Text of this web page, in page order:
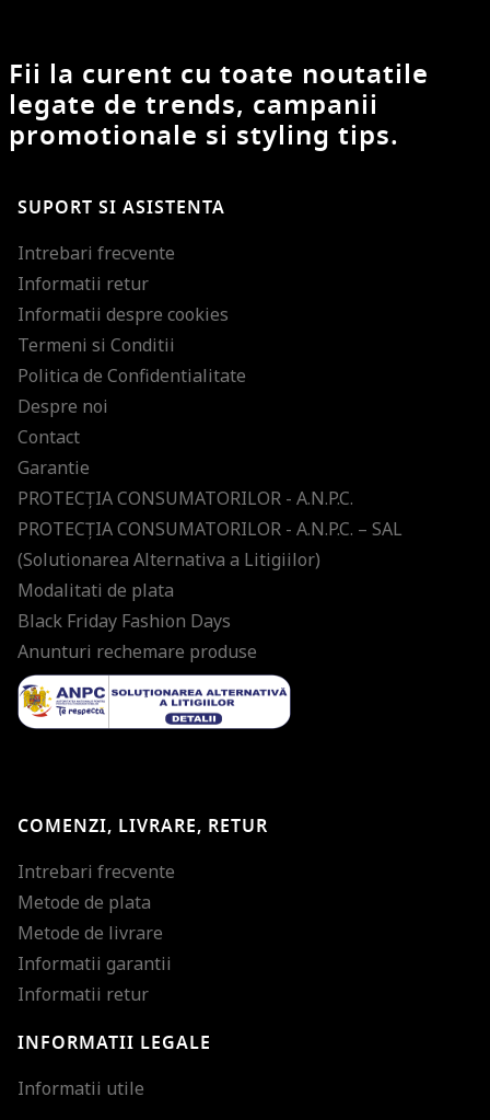
Fii la curent cu toate noutatile
legate de trends, campanii
promotionale si styling tips.
SUPORT SI ASISTENTA
Intrebari frecvente
Informatii retur
Informatii despre cookies
Termeni si Conditii
Politica de Confidentialitate
Despre noi
Contact
Garantie
PROTECŢIA CONSUMATORILOR - A.N.P.C.
PROTECŢIA CONSUMATORILOR - A.N.P.C. – SAL
(Solutionarea Alternativa a Litigiilor)
Modalitati de plata
Black Friday Fashion Days
Anunturi rechemare produse
COMENZI, LIVRARE, RETUR
Intrebari frecvente
Metode de plata
Metode de livrare
Informatii garantii
Informatii retur
INFORMATII LEGALE
Informatii utile